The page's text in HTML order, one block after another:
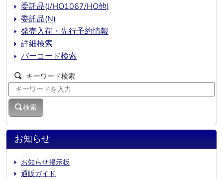
お知らせ
お知らせ掲示板
通販ガイド
委託品(J/HO1067/HO他)
委託品(N)
発売入荷・先行予約情報
詳細検索
バーコード検索
キーワード検索
検索